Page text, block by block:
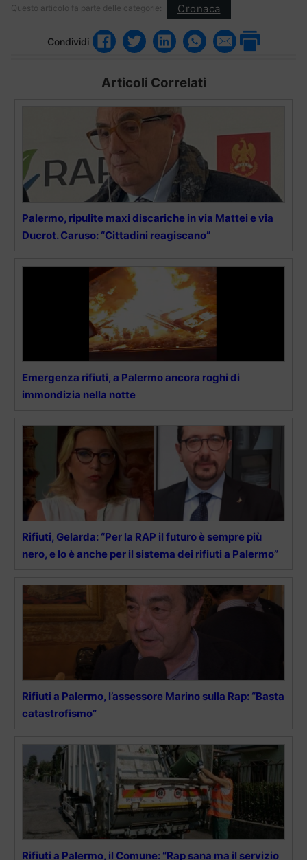
Questo articolo fa parte delle categorie: Cronaca
Condividi
Articoli Correlati
Palermo, ripulite maxi discariche in via Mattei e via
Ducrot. Caruso: “Cittadini reagiscano”
Emergenza rifiuti, a Palermo ancora roghi di
immondizia nella notte
Rifiuti, Gelarda: “Per la RAP il futuro è sempre più
nero, e lo è anche per il sistema dei rifiuti a Palermo”
Rifiuti a Palermo, l’assessore Marino sulla Rap: “Basta
catastrofismo”
Rifiuti a Palermo, il Comune: “Rap sana ma il servizio